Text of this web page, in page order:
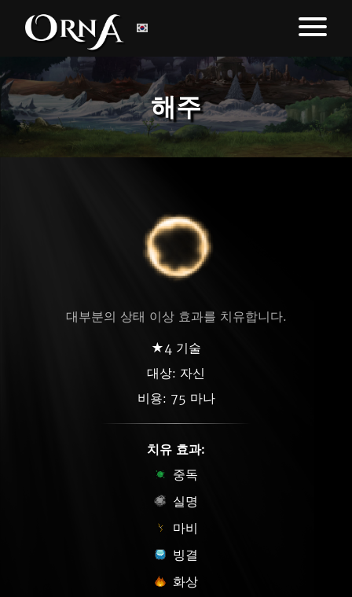
해주
대부분의 상태 이상 효과를 치유합니다.
★4 기술
대상: 자신
비용: 75 마나
치유 효과:
중독
실명
마비
빙결
화상